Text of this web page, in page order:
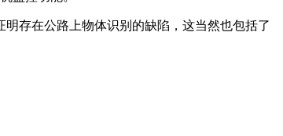
存在公路上物体识别的缺陷，这当然也包括了